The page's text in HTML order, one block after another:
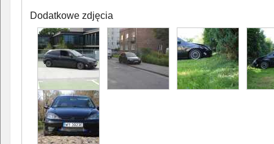
Dodatkowe zdjęcia